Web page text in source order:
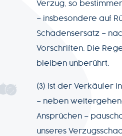
Verzug, so
– insbesondere auf
Schadensersatz –
Vorschriften. Die
bleiben unberührt.
(3) Ist der Verkäufer
– neben
Ansprüchen –
unseres